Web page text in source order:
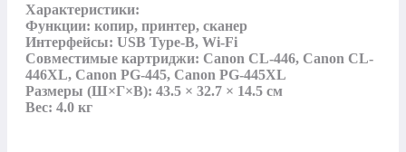
Характеристики:
Функции: копир, принтер, сканер
Интерфейсы: USB Type-B, Wi-Fi
Совместимые картриджи: Canon CL-446, Canon CL-
446XL, Canon PG-445, Canon PG-445XL
Размеры (Ш×Г×В): 43.5 × 32.7 × 14.5 см
Вес: 4.0 кг